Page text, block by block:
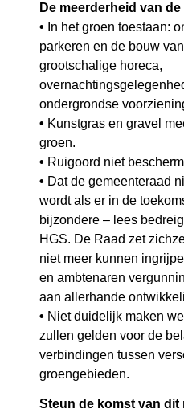
De meerderheid van
• In het groen toestaan:
parkeren en de bouw
grootschalige horeca,
ondergrondse
• Kunstgras en gravel
groen.
• Ruigoord niet
• Dat de gemeenteraad
wordt als er in de
bijzondere – lees
HGS. De Raad zet
niet meer kunnen
en ambtenaren
aan allerhande
• Niet duidelijk maken
zullen gelden voor de
verbindingen tussen
groengebieden.
Steun de komst van dit